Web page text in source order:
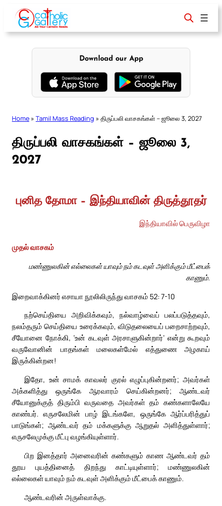
content
Download our App
Home » Tamil Mass Reading » திருப்பலி வாசகங்கள் – ஜூலை 3, 2027
திருப்பலி வாசகங்கள் – ஜூலை 3,
2027
புனித தோமா – இந்தியாவின் திருத்தூதர்
இந்தியாவில் பெருவிழா
முதல் வாசகம்
மண்ணுலகின் எல்லைகள் யாவும் நம் கடவுள் அளிக்கும் மீட்பைக்
காணும்.
இறைவாக்கினர் எசாயா நூலிலிருந்து வாசகம் 52: 7-10
நற்செய்தியை அறிவிக்கவும், நல்வாழ்வைப் பலப்படுத்தவும்,
நலம்தரும் செய்தியை உரைக்கவும், விடுதலையைப் பறைசாற்றவும்,
சீயோனை நோக்கி, ‘உன் கடவுள் அரசாளுகின்றார்’ என்று கூறவும்
வருவோனின் பாதங்கள் மலைகள்மேல் எத்துணை அழகாய்
இருக்கின்றன!
இதோ, உன் சாமக் காவலர் குரல் எழுப்புகின்றனர்; அவர்கள்
அக்களித்து ஒருங்கே ஆரவாரம் செய்கின்றனர்; ஆண்டவர்
சீயோனுக்குத் திரும்பி வருவதை அவர்கள் தம் கண்களாலேயே
காண்பர். எருசலேமின் பாழ் இடங்களே, ஒருங்கே ஆர்ப்பரித்துப்
பாடுங்கள்; ஆண்டவர் தம் மக்களுக்கு ஆறுதல் அளித்துள்ளார்;
எருசலேமுக்கு மீட்பு வழங்கியுள்ளார்.
பிற இனத்தார் அனைவரின் கண்களும் காண ஆண்டவர் தம்
தூய புயத்தினைத் திறந்து காட்டியுள்ளார்; மண்ணுலகின்
எல்லைகள் யாவும் நம் கடவுள் அளிக்கும் மீட்பைக் காணும்.
ஆண்டவரின் அருள்வாக்கு.